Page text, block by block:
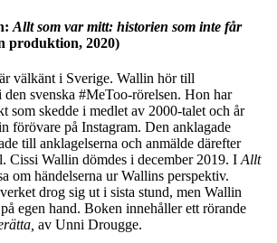
Allt som var mitt: historien som inte får
produktion, 2020)
välkänt i Sverige. Wallin hör till
den svenska #MeToo-rörelsen. Hon har
som skedde i medlet av 2000-talet och år
förövare på Instagram. Den anklagade
till anklagelserna och anmälde därefter
Cissi Wallin dömdes i december 2019. I Allt
om händelserna ur Wallins perspektiv.
drog sig ut i sista stund, men Wallin
egen hand. Boken innehåller ett rörande
av Unni Drougge.